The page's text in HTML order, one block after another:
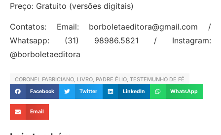
Preço: Gratuito (versões digitais)
Contatos: Email: borboletaeditora@gmail.com /
Whatsapp: (31) 98986.5821 / Instagram:
@borboletaeditora
CORONEL FABRICIANO LIVRO PADRE ÉLIO TESTEMUNHO DE FÉ
Facebook Twitter LinkedIn WhatsApp
Email